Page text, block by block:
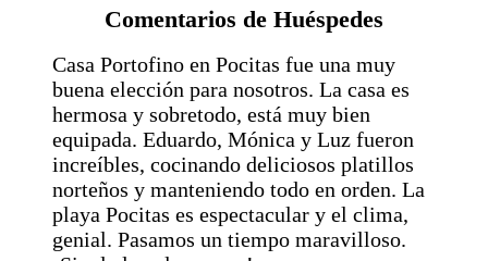
Comentarios de Huéspedes
Casa Portofino en Pocitas fue una muy
buena elección para nosotros. La casa es
hermosa y sobretodo, está muy bien
equipada. Eduardo, Mónica y Luz fueron
increíbles, cocinando deliciosos platillos
norteños y manteniendo todo en orden. La
playa Pocitas es espectacular y el clima,
genial. Pasamos un tiempo maravilloso.